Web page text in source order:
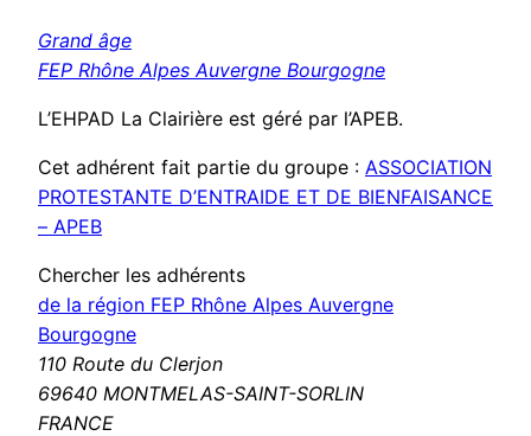
Grand âge
FEP Rhône Alpes Auvergne Bourgogne
L’EHPAD La Clairière est géré par l’APEB.
Cet adhérent fait partie du groupe : ASSOCIATION
PROTESTANTE D’ENTRAIDE ET DE BIENFAISANCE
– APEB
Chercher les adhérents
de la région FEP Rhône Alpes Auvergne
Bourgogne
110 Route du Clerjon
69640 MONTMELAS-SAINT-SORLIN
FRANCE